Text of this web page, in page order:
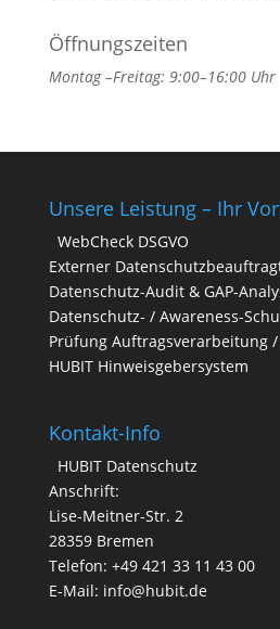
Öffnungszeiten
Montag –Freitag: 9:00–16:00 Uhr
Unsere Leistung – Ihr
WebCheck DSGVO
Externer
Datenschutz-Audit & GAP-
Datenschutz- / Awareness-
Prüfung Auftragsverarbeitung /
HUBIT Hinweisgebersystem
Kontakt-Info
HUBIT Datenschutz
Anschrift:
Lise-Meitner-Str. 2
28359 Bremen
Telefon: +49 421 33 11 43 00
E-Mail: info@hubit.de